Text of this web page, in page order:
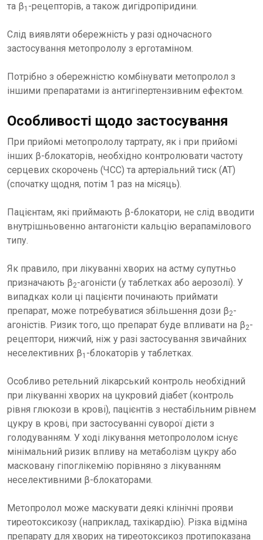
та β1 -рецепторів, а також дигідропіридини.
Слід виявляти обережність у разі одночасного
застосування метопрололу з ерготаміном.
Потрібно з обережністю комбінувати метопролол з
іншими препаратами із антигіпертензивним ефектом.
Особливості щодо застосування
При прийомі метопрололу тартрату, як і при прийомі
інших β-блокаторів, необхідно контролювати частоту
серцевих скорочень (ЧСС) та артеріальний тиск (АТ)
(спочатку щодня, потім 1 раз на місяць).
Пацієнтам, які приймають β-блокатори, не слід вводити
внутрішньовенно антагоністи кальцію верапамілового
типу.
Як правило, при лікуванні хворих на астму супутньо
призначають β2-агоністи (у таблетках або аерозолі). У
випадках коли ці пацієнти починають приймати
препарат, може потребуватися збільшення дози β2-
агоністів. Ризик того, що препарат буде впливати на β2-
рецептори, нижчий, ніж у разі застосування звичайних
неселективних β1 -блокаторів у таблетках.
Особливо ретельний лікарський контроль необхідний
при лікуванні хворих на цукровий діабет (контроль
рівня глюкози в крові), пацієнтів з нестабільним рівнем
цукру в крові, при застосуванні суворої дієти з
голодуванням. У ході лікування метопрололом існує
мінімальний ризик впливу на метаболізм цукру або
масковану гіпоглікемію порівняно з лікуванням
неселективними β-блокаторами.
Метопролол може маскувати деякі клінічні прояви
тиреотоксикозу (наприклад, тахікардію). Різка відміна
препарату для хворих на тиреотоксикоз протипоказана